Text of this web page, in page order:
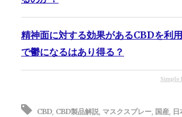
精神面に対する効果があるCBDを利
で鬱になるはあり得る？
Simple
CBD, CBD製品解説, マスクスプレー, 国産, 日